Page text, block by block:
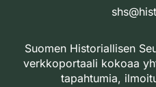
Suomen Historiallisen
verkkoportaali kokoaa
tapahtumia,